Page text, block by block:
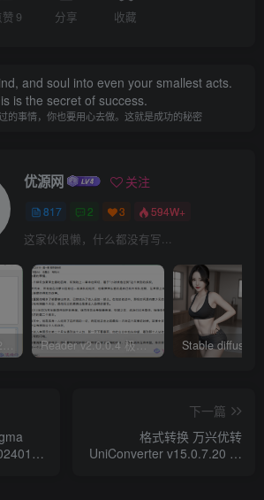
赞 9 分享 收藏
and soul into even your smallest acts.
is the secret of success.
的事情，你也要用心去做。这就是成功的秘密
优源网 关注
817 2 3 594W+
这家伙很懒，什么都没有写...
网文小说提取工具v2.10.02 可以自动下载小说 从此不再花钱看小说 Reader v2.0.0.4 极简小说阅读器支持导入在线及离线书源
下一篇
格式转换 万兴优转
UniConverter v15.0.7.20 绿